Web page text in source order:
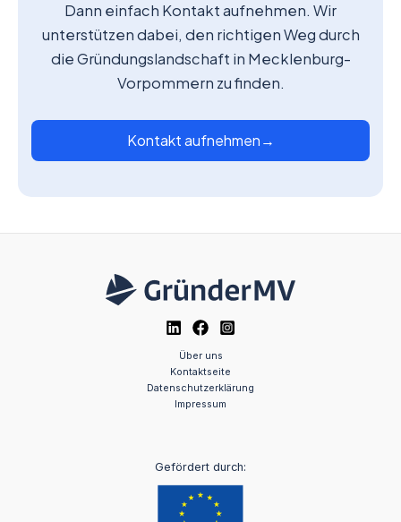
Dann einfach Kontakt aufnehmen. Wir
unterstützen dabei, den richtigen Weg durch
die Gründungslandschaft in Mecklenburg-
Vorpommern zu finden.
Kontakt aufnehmen→
Über uns
Kontaktseite
Datenschutzerklärung
Impressum
Gefördert durch: